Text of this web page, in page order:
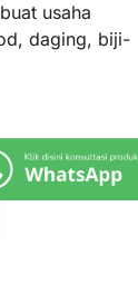
usaha
daging, biji-